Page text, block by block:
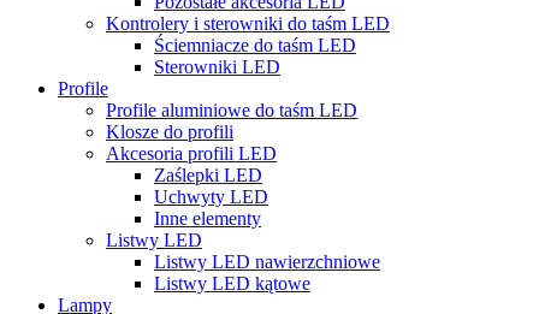
Kontrolery i sterowniki do taśm LED
Ściemniacze do taśm LED
Sterowniki LED
Profile
Profile aluminiowe do taśm LED
Klosze do profili
Akcesoria profili LED
Zaślepki LED
Uchwyty LED
Inne elementy
Listwy LED
Listwy LED nawierzchniowe
Listwy LED kątowe
Lampy